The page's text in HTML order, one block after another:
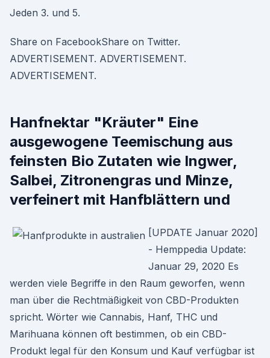
Jeden 3. und 5.
Share on FacebookShare on Twitter.
ADVERTISEMENT. ADVERTISEMENT.
ADVERTISEMENT.
Hanfnektar "Kräuter" Eine
ausgewogene Teemischung aus
feinsten Bio Zutaten wie Ingwer,
Salbei, Zitronengras und Minze,
verfeinert mit Hanfblättern und
[UPDATE Januar 2020]
- Hemppedia Update:
Januar 29, 2020 Es
werden viele Begriffe in den Raum geworfen, wenn
man über die Rechtmäßigkeit von CBD-Produkten
spricht. Wörter wie Cannabis, Hanf, THC und
Marihuana können oft bestimmen, ob ein CBD-
Produkt legal für den Konsum und Kauf verfügbar ist